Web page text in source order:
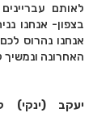
לאותם
בצפון- אנחנו
אנחנו נהרוס
האחרונה
יעקב (ינקי)